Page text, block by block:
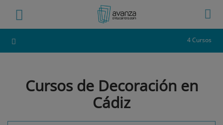
4 Cursos
Cursos de Decoración en
Cádiz